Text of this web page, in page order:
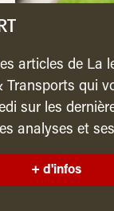
articles de La
Transports qui
sur les
analyses et
+ d'infos